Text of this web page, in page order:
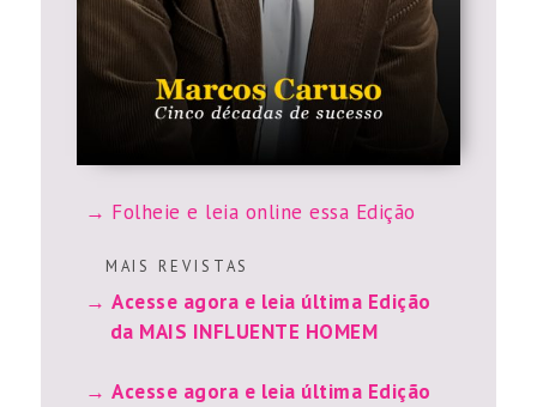
Folheie e leia online essa Edição
M A I S R E V I S T A S
Acesse agora e leia última Edição
da MAIS INFLUENTE HOMEM
Acesse agora e leia última Edição